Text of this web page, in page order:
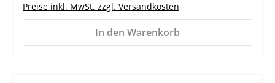
Preise inkl. MwSt. zzgl. Versandkosten
In den Warenkorb